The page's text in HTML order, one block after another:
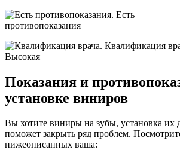
Есть
противопоказания
Квалификация
Высокая
Показания и
установке виниров
Вы хотите виниры на зубы, установка их
поможет закрыть ряд проблем.
нижеописанных ваша: